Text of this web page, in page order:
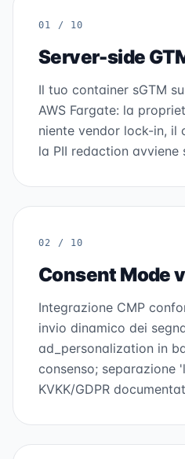
01 / 10
Server-side
Il tuo container sGTM
AWS Fargate: la
niente vendor lock-in, il
la PII redaction avviene
02 / 10
Consent Mode
Integrazione CMP
invio dinamico dei
ad_personalization in
consenso; separazione
KVKK/GDPR